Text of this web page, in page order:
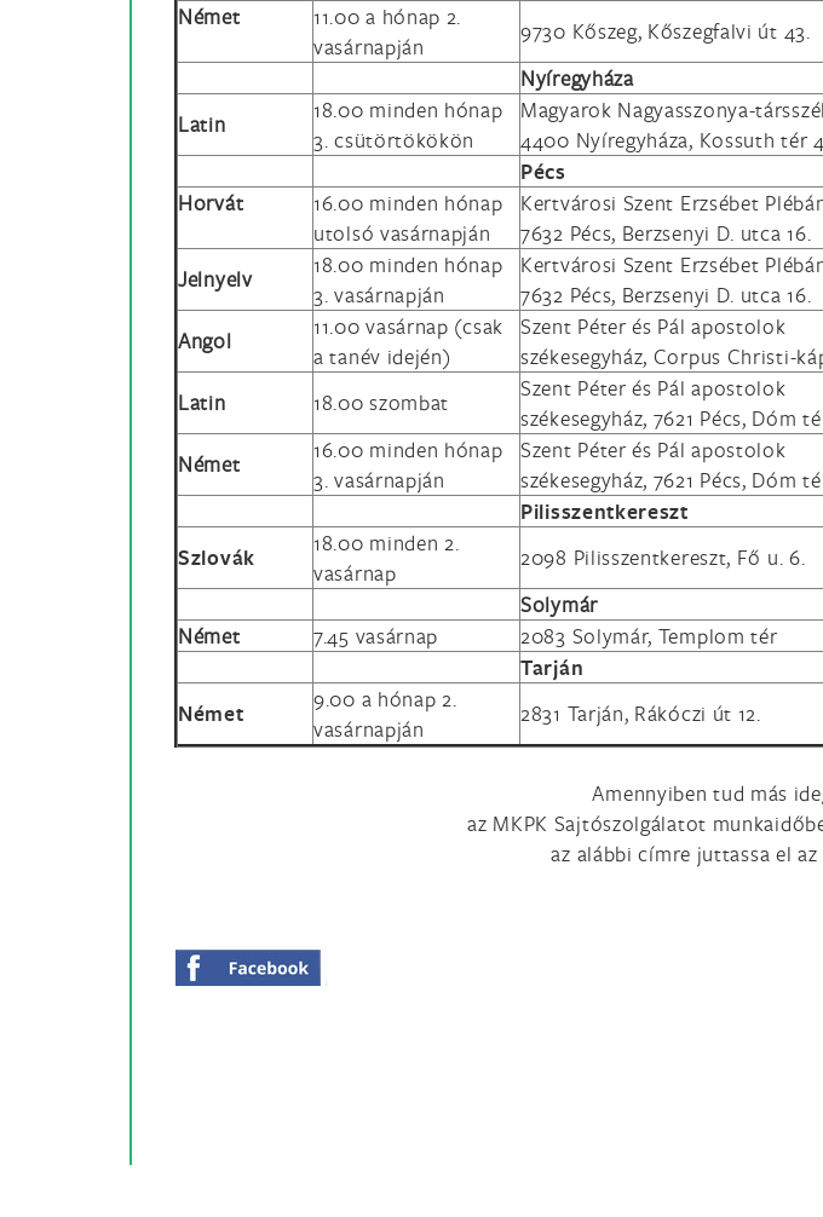
Német
11.00 a hónap 2.
vasárnapján
9730 Kőszeg, Kőszegfalvi út 43.
Nyíregyháza
Latin
18.00 minden hónap
3. csütörtökökön
Magyarok Nagyasszonya-
4400 Nyíregyháza, Kossuth tér
Pécs
Horvát
16.00 minden hónap
utolsó vasárnapján
Kertvárosi Szent Erzsébet
7632 Pécs, Berzsenyi D. utca 16.
Jelnyelv
18.00 minden hónap
3. vasárnapján
Kertvárosi Szent Erzsébet
7632 Pécs, Berzsenyi D. utca 16.
Angol
11.00 vasárnap (csak
a tanév idején)
Szent Péter és Pál apostolok
székesegyház, Corpus Christi-
Latin
18.00 szombat
Szent Péter és Pál apostolok
székesegyház, 7621 Pécs, Dóm
Német
16.00 minden hónap
3. vasárnapján
Szent Péter és Pál apostolok
székesegyház, 7621 Pécs, Dóm
Pilisszentkereszt
Szlovák
18.00 minden 2.
vasárnap
2098 Pilisszentkereszt, Fő u. 6.
Solymár
Német
7.45 vasárnap
2083 Solymár, Templom tér
Tarján
Német
9.00 a hónap 2.
vasárnapján
2831 Tarján, Rákóczi út 12.
Amennyiben tud más
az MKPK Sajtószolgálatot
az alábbi címre juttassa el